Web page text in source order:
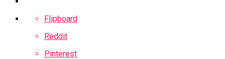
Flipboard
Reddit
Pinterest